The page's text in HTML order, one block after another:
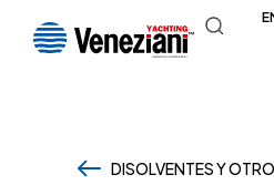
DISOLVENTES Y